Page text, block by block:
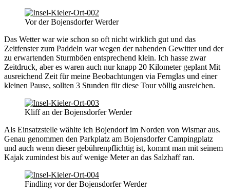
Vor der Bojensdorfer Werder
Das Wetter war wie schon so oft nicht wirklich gut und das
Zeitfenster zum Paddeln war wegen der nahenden Gewitter und der
zu erwartenden Sturmböen entsprechend klein. Ich hasse zwar
Zeitdruck, aber es waren auch nur knapp 20 Kilometer geplant Mit
ausreichend Zeit für meine Beobachtungen via Fernglas und einer
kleinen Pause, sollten 3 Stunden für diese Tour völlig ausreichen.
Kliff an der Bojensdorfer Werder
Als Einsatzstelle wählte ich Bojendorf im Norden von Wismar aus.
Genau genommen den Parkplatz am Bojensdorfer Campingplatz
und auch wenn dieser gebührenpflichtig ist, kommt man mit seinem
Kajak zumindest bis auf wenige Meter an das Salzhaff ran.
Findling vor der Bojensdorfer Werder